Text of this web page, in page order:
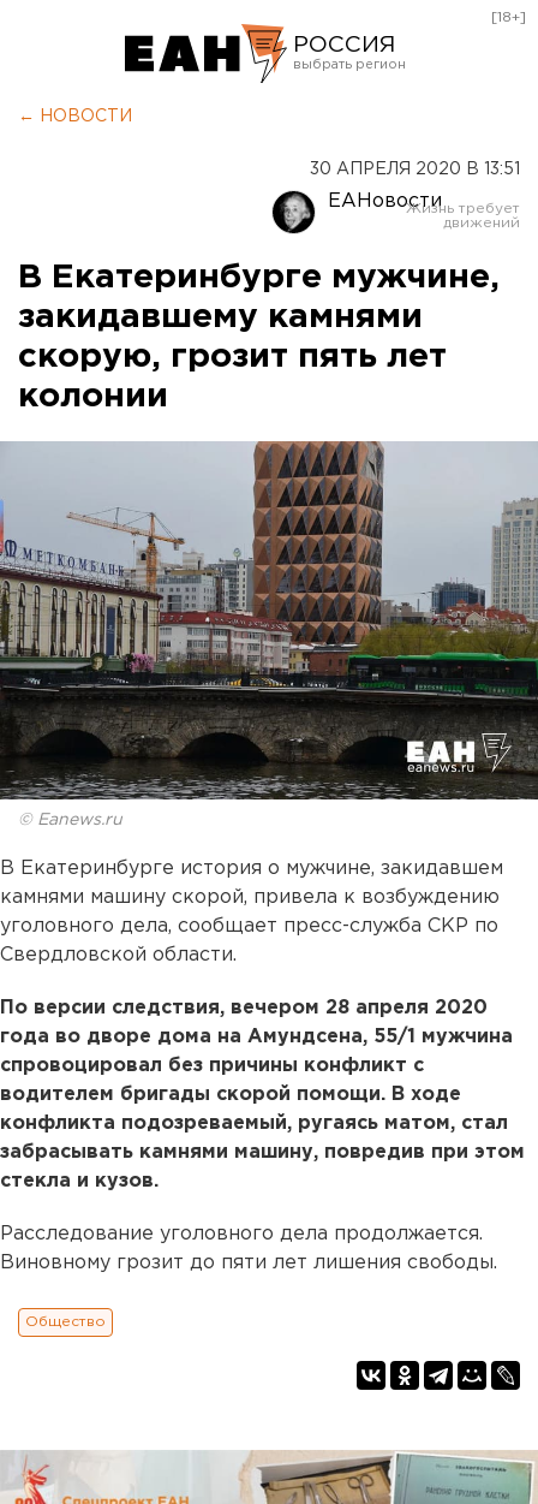
РОССИЯ
Оренбург
[18+]
← НОВОСТИ
30 АПРЕЛЯ 2020 В 13:51
ЕАНовости
В Екатеринбурге мужчине,
закидавшему камнями
скорую, грозит пять лет
колонии
© Eanews.ru
В Екатеринбурге история о мужчине, закидавшем
камнями машину скорой, привела к возбуждению
уголовного дела, сообщает пресс-служба СКР по
Свердловской области.
По версии следствия, вечером 28 апреля 2020
года во дворе дома на Амундсена, 55/1 мужчина
спровоцировал без причины конфликт с
водителем бригады скорой помощи. В ходе
конфликта подозреваемый, ругаясь матом, стал
забрасывать камнями машину, повредив при этом
стекла и кузов.
Расследование уголовного дела продолжается.
Виновному грозит до пяти лет лишения свободы.
Общество